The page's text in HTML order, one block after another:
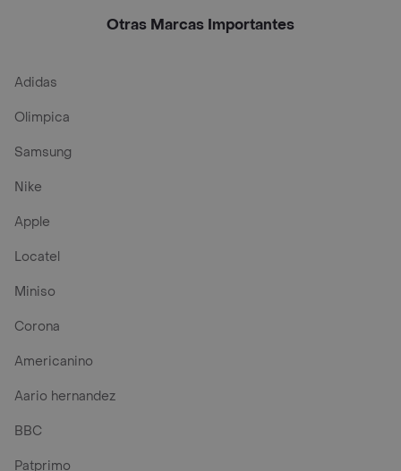
Otras Marcas Importantes
Adidas
Olimpica
Samsung
Nike
Apple
Locatel
Miniso
Corona
Americanino
Aario hernandez
BBC
Patprimo